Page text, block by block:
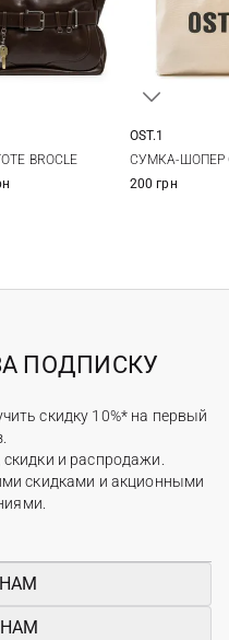
BROCLE
OST.1
СУМКА-ШОПЕР
200 грн
ПОДПИСКУ
скидку 10%* на первый
и распродажи.
скидками и акционными